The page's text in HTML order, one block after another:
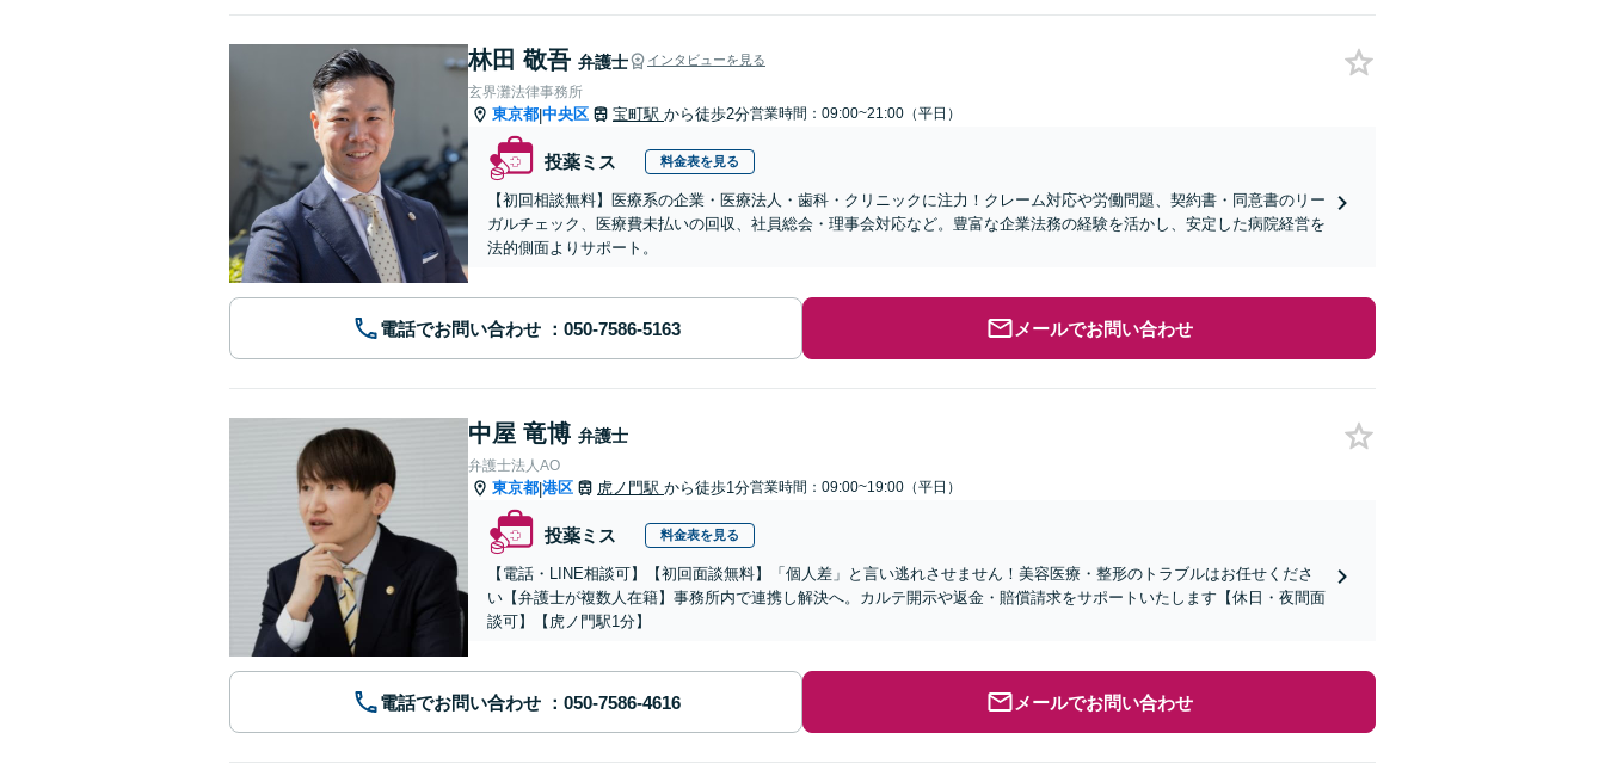
林田 敬吾 弁護士 インタビューを見る
玄界灘法律事務所
東京都|中央区 宝町駅 から徒歩2分営業時間：09:00~21:00（平日）
投薬ミス 料金表を見る
【初回相談無料】医療系の企業・医療法人・歯科・クリニックに注力！クレーム対応や労働問題、契約書・同意書のリー
ガルチェック、医療費未払いの回収、社員総会・理事会対応など。豊富な企業法務の経験を活かし、安定した病院経営を
法的側面よりサポート。
電話でお問い合わせ メールでお問い合わせ
中屋 竜博 弁護士
弁護士法人AO
東京都|港区 虎ノ門駅 から徒歩1分営業時間：09:00~19:00（平日）
投薬ミス 料金表を見る
【電話・LINE相談可】【初回面談無料】「個人差」と言い逃れさせません！美容医療・整形のトラブルはお任せくださ
い【弁護士が複数人在籍】事務所内で連携し解決へ。カルテ開示や返金・賠償請求をサポートいたします【休日・夜間面
談可】【虎ノ門駅1分】
電話でお問い合わせ メールでお問い合わせ